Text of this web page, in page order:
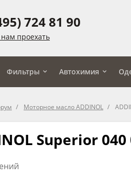
724 81 90
нам проехать
Фильтры Автохимия
Моторное масло ADDINOL
Superior 040